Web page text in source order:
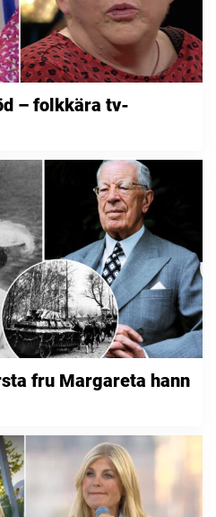
– folkkära tv-
fru Margareta hann